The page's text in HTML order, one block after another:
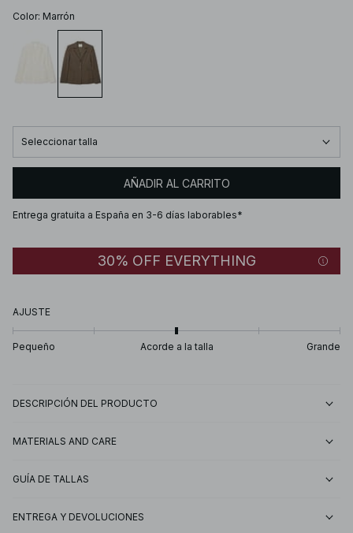
Color: Marrón
Seleccionar talla
AÑADIR AL CARRITO
Entrega gratuita a España en 3-6 días laborables*
30% OFF EVERYTHING
AJUSTE
Pequeño Acorde a la talla Grande
DESCRIPCIÓN DEL PRODUCTO
MATERIALS AND CARE
GUÍA DE TALLAS
ENTREGA Y DEVOLUCIONES